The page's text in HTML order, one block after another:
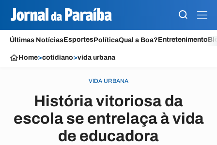
Últimas NotíciasEsportesPolíticaQual a Boa?Entretenimento
Home>cotidiano>vida urbana
VIDA URBANA
História vitoriosa da
escola se entrelaça à vida
de educadora